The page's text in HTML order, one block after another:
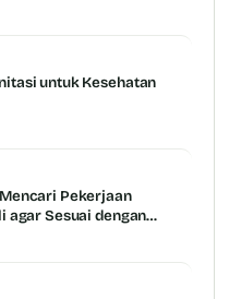
untuk Kesehatan
Pekerjaan
agar Sesuai dengan